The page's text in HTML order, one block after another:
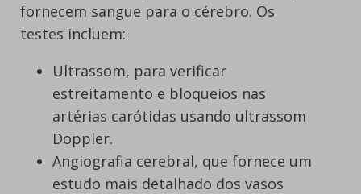
fornecem sangue para o cérebro. Os
testes incluem:
Ultrassom, para verificar
estreitamento e bloqueios nas
artérias carótidas usando ultrassom
Doppler.
Angiografia cerebral, que fornece um
estudo mais detalhado dos vasos